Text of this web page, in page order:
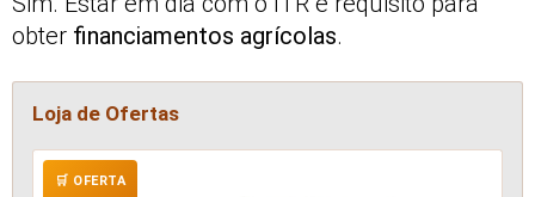
obter financiamentos agrícolas.
Loja de Ofertas
🛒 OFERTA